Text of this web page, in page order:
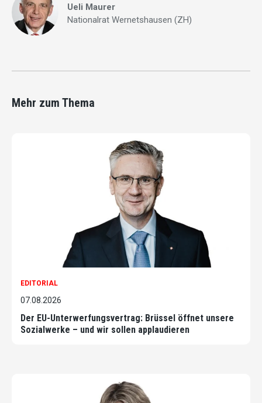
Ueli Maurer
Nationalrat Wernetshausen (ZH)
Mehr zum Thema
EDITORIAL
07.08.2026
Der EU-Unterwerfungsvertrag: Brüssel öffnet unsere
Sozialwerke – und wir sollen applaudieren